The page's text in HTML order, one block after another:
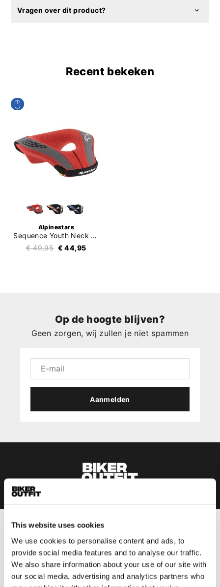
This website uses cookies
We use cookies to personalise content and ads, to
provide social media features and to analyse our traffic.
We also share information about your use of our site with
our social media, advertising and analytics partners who
Vragen over dit product?
Recent bekeken
Alpinestars
Sequence Youth Neck Roll
€ 49,95 € 44,95
Op de hoogte blijven?
Geen zorgen, wij zullen je niet spammen
Aanmelden
Motorjas heren
Motorbroek heren